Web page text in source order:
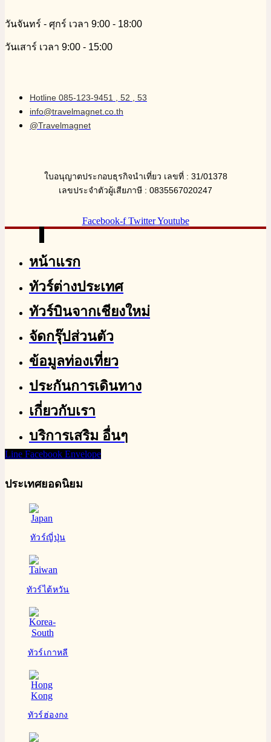
วันจันทร์ - ศุกร์ เวลา 9:00 - 18:00
วันเสาร์ เวลา 9:00 - 15:00
Hotline 085-123-9451 , 52 , 53
info@travelmagnet.co.th
@Travelmagnet
ใบอนุญาตประกอบธุรกิจนำเที่ยว เลขที่ : 31/01378
เลขประจำตัวผู้เสียภาษี : 0835567020247
Facebook-f Twitter Youtube
หน้าแรก
ทัวร์ต่างประเทศ
ทัวร์บินจากเชียงใหม่
จัดกรุ๊ปส่วนตัว
ข้อมูลท่องเที่ยว
ประกันการเดินทาง
เกี่ยวกับเรา
บริการเสริม อื่นๆ
Line Facebook Envelope
ประเทศยอดนิยม
ทัวร์ญี่ปุ่น
ทัวร์ไต้หวัน
ทัวร์เกาหลี
ทัวร์ฮ่องกง